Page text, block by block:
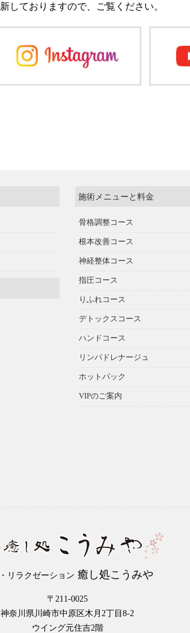
しておりますので、 ご覧ください。
施術メニューと料金
骨格調整コース
根本改善コース
神経整体コース
指圧コース
りふれコース
デトックスコース
ハンドコース
リンパドレナージュ
ホットパック
VIPのご案内
リラクゼーション 癒し処こうみや
〒211-0025
神奈川県川崎市中原区木月2丁目8-2
ウイング元住吉2階